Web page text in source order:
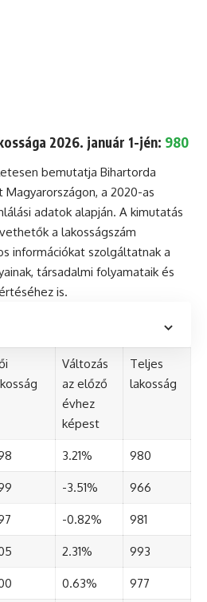
2026. január 1-jén: 980
bemutatja Bihartorda
a 2020-as
adatok alapján. A kimutatás
a lakosságszám
információkat szolgáltatnak a
társadalmi folyamataik és
is.
Változás
az előző
évhez
képest
Teljes
lakosság
3.21% 980
-3.51% 966
-0.82% 981
2.31% 993
0.63% 977